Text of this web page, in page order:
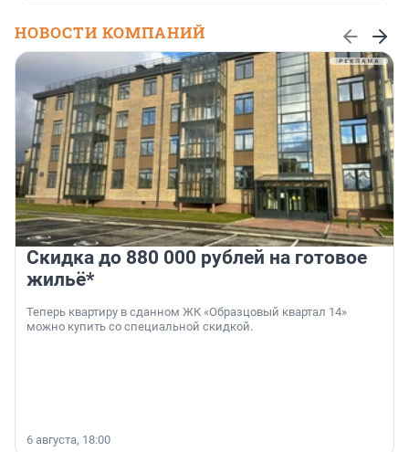
НОВОСТИ КОМПАНИЙ
Скидка до 880 000 рублей на готовое
жильё*
Теперь квартиру в сданном ЖК «Образцовый квартал 14»
можно купить со специальной скидкой.
6 августа, 18:00